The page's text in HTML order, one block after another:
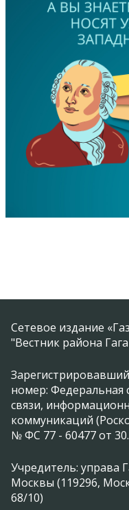
Сетевое издание
"Вестник района
номер: Федеральная
связи,
коммуникаций
№ ФС 77 - 60477 от
Учредитель: управа
Москвы (119296,
68/10)